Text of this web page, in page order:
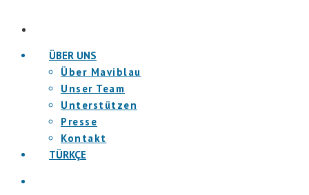
ÜBER UNS
Über Maviblau
Unser Team
Unterstützen
Presse
Kontakt
TÜRKÇE